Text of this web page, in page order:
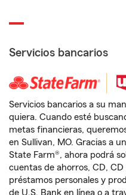
Servicios bancarios
Servicios bancarios a su
quiera. Cuando esté
metas financieras,
en Sullivan, MO. Gracias a
State Farm®, ahora podrá
cuentas de ahorros, CD,
préstamos personales y
de U.S. Bank en línea o a